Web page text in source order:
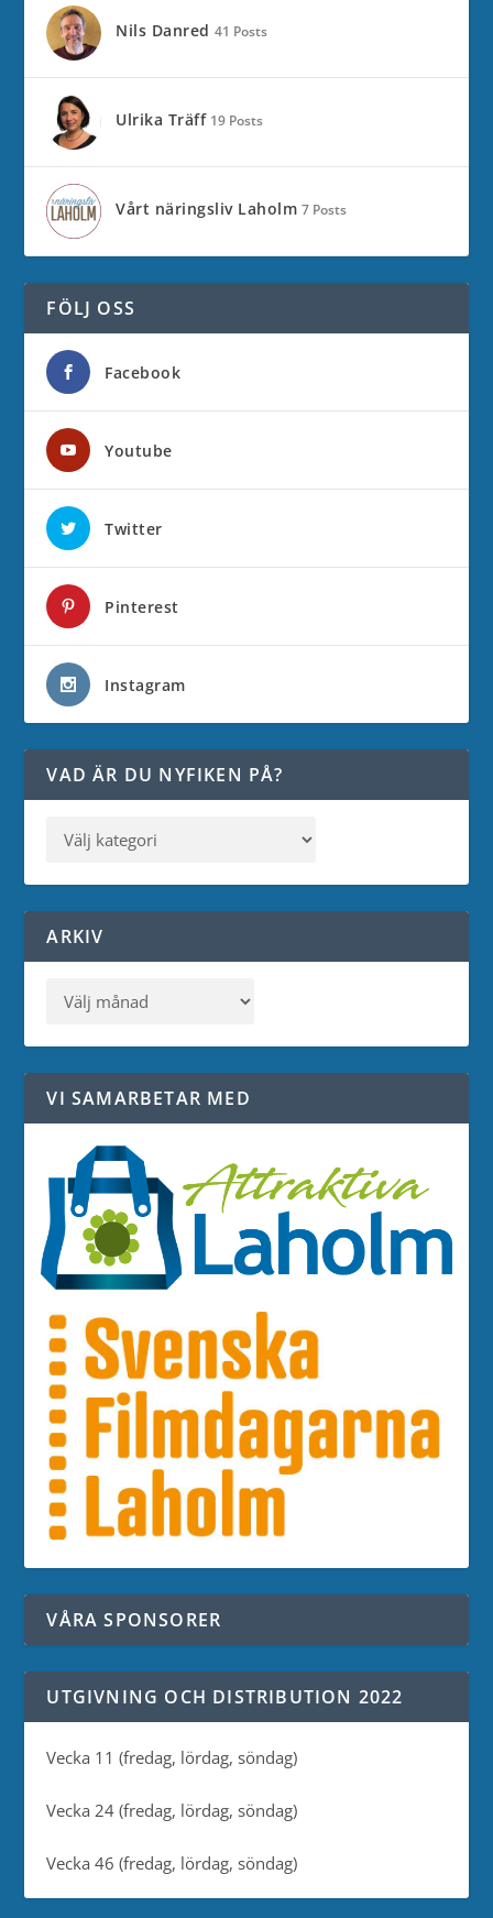
Nils Danred 41 Posts
Ulrika Träff 19 Posts
Vårt näringsliv Laholm 7 Posts
FÖLJ OSS
Facebook
Youtube
Twitter
Pinterest
Instagram
VAD ÄR DU NYFIKEN PÅ?
ARKIV
VI SAMARBETAR MED
VÅRA SPONSORER
UTGIVNING OCH DISTRIBUTION 2022
Vecka 11 (fredag, lördag, söndag)
Vecka 24 (fredag, lördag, söndag)
Vecka 46 (fredag, lördag, söndag)